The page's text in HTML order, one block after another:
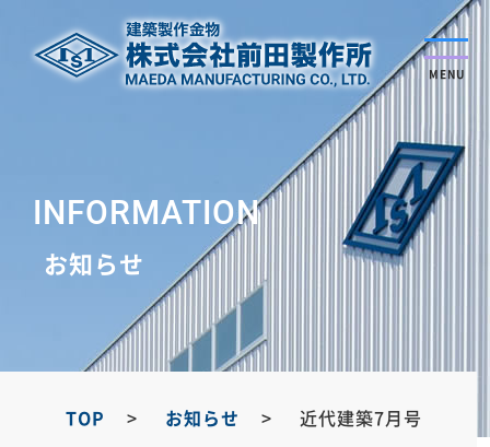
MENU
INFORMATION
お知らせ
TOP お知らせ 近代建築7月号